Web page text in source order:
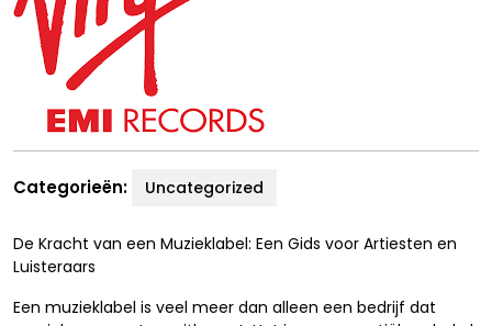
Categorieën: Uncategorized
De Kracht van een Muzieklabel: Een Gids voor Artiesten en
Luisteraars
Een muzieklabel is veel meer dan alleen een bedrijf dat